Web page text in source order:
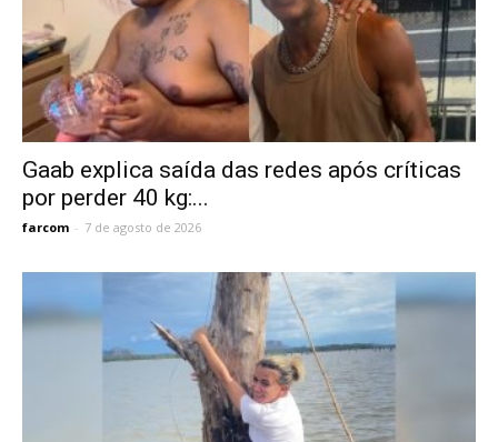
Gaab explica saída das redes após críticas
por perder 40 kg:...
farcom - 7 de agosto de 2026